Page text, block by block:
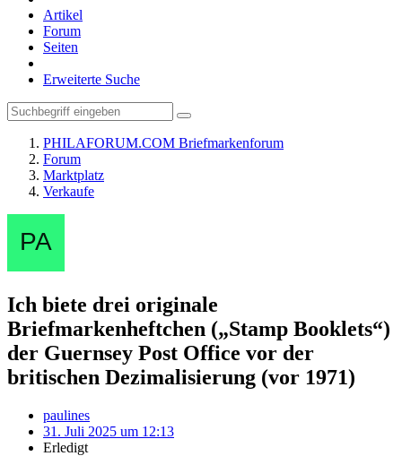
Artikel
Forum
Seiten
Erweiterte Suche
PHILAFORUM.COM Briefmarkenforum
Forum
Marktplatz
Verkaufe
Ich biete drei originale
Briefmarkenheftchen („Stamp Booklets“)
der Guernsey Post Office vor der
britischen Dezimalisierung (vor 1971)
paulines
31. Juli 2025 um 12:13
Erledigt